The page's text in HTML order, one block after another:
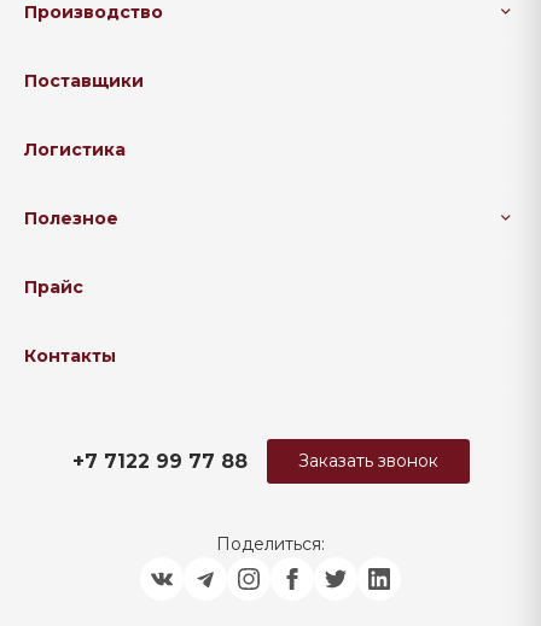
Производство
Поставщики
Логистика
Полезное
Прайс
Контакты
+7 7122 99 77 88 Заказать звонок
Поделиться: